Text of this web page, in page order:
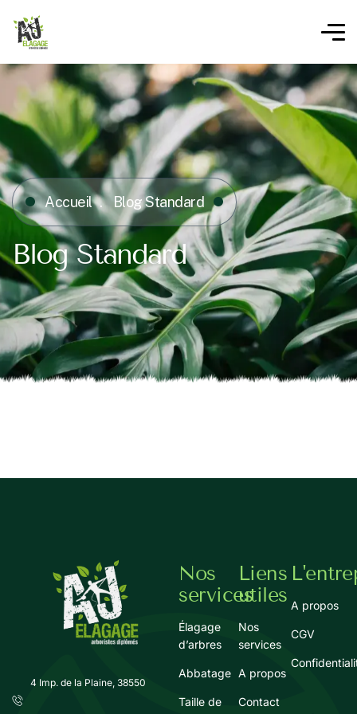
Accueil Blog Standard
Blog Standard
4 Imp. de la Plaine, 38550
Nos
services
Élagage
d’arbres
Abbatage
Taille de
Liens
utiles
Nos
services
A propos
Contact
A propos
CGV